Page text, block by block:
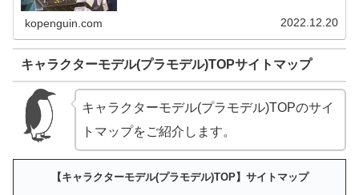
kopenguin.com 2022.12.20
キャラクターモデル(プラモデル)TOPサイトマップ
キャラクターモデル(プラモデル)TOPのサイ
トマップをご紹介します。
【キャラクターモデル(プラモデル)TOP】サイトマップ